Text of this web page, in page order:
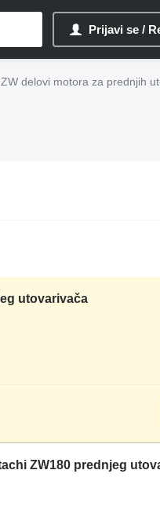
Prijavi se /
delovi motora za prednjih
utovarivača
ZW180 prednjeg